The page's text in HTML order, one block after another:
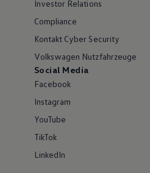
Investor Relations
Compliance
Kontakt Cyber Security
Volkswagen Nutzfahrzeuge
Social Media
Facebook
Instagram
YouTube
TikTok
LinkedIn